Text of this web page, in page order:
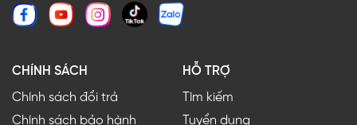
CHÍNH SÁCH
Chính sách đổi trả
Chính sách bảo hành
HỖ TRỢ
Tìm kiếm
Tuyển dụng